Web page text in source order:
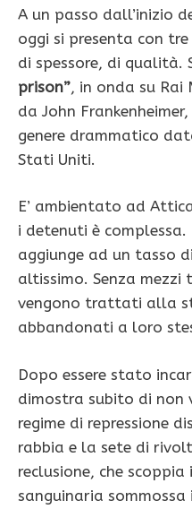
A un passo dall’inizio
oggi si presenta con
di spessore, di qualità.
prison”, in onda su Rai
da John Frankenheimer,
genere drammatico
Stati Uniti.
E’ ambientato ad
i detenuti è
aggiunge ad un tasso
altissimo. Senza mezzi
vengono trattati alla
abbandonati a loro
Dopo essere stato
dimostra subito di non
regime di repressione
rabbia e la sete di
reclusione, che
sanguinaria